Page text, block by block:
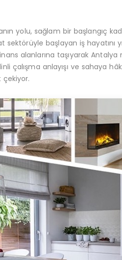
yolu, sağlam bir başlangıç
sektörüyle başlayan iş
alanlarına taşıyarak
çalışma anlayışı ve sahaya